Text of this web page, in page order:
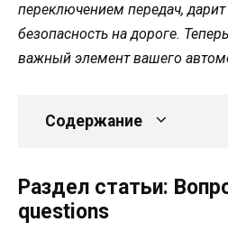
переключением передач,
безопасность на дороге.
важный элемент вашего
Содержание
Раздел статьи:
questions